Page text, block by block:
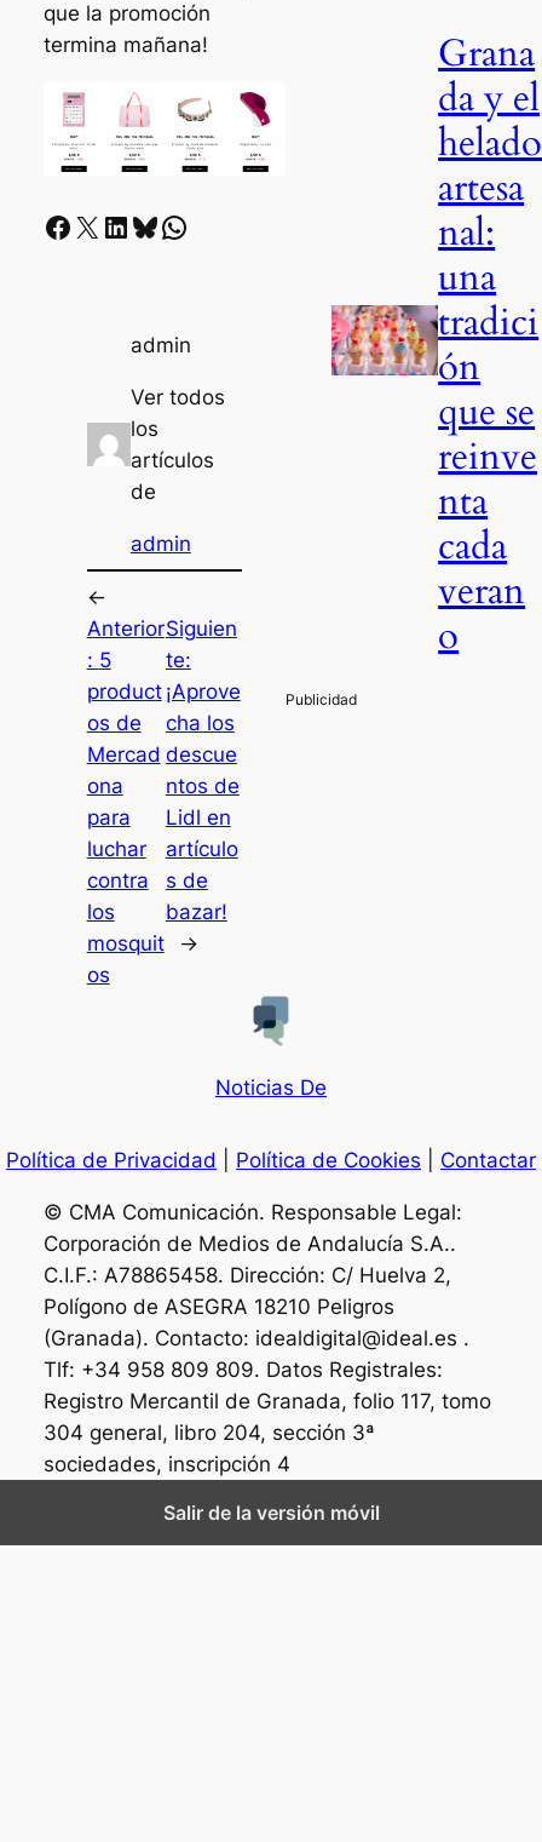
que la promoción
termina mañana!
Facebook X LinkedIn Bluesky Whatsapp
admin
Ver todos
los
artículos
de
admin
←
Anterior
: 5
product
os de
Mercad
ona
para
luchar
contra
los
mosquit
os
Siguien
te:
¡Aprove
cha los
descue
ntos de
Lidl en
artículo
s de
bazar!
→
Grana
da y el
helado
artesa
nal:
una
tradici
ón
que se
reinve
nta
cada
veran
o
Noticias De
Política de Privacidad Política de Cookies Contactar
© CMA Comunicación. Responsable Legal:
Corporación de Medios de Andalucía S.A..
C.I.F.: A78865458. Dirección: C/ Huelva 2,
Polígono de ASEGRA 18210 Peligros
(Granada). Contacto: idealdigital@ideal.es .
Tlf: +34 958 809 809. Datos Registrales:
Registro Mercantil de Granada, folio 117, tomo
304 general, libro 204, sección 3ª
sociedades, inscripción 4
Salir de la versión móvil